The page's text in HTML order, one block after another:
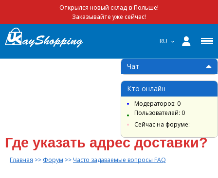
Открылся новый склад в Польше!
Заказывайте уже сейчас!
RU
Где указать адрес доставки?
Главная >> Форум >> Часто задаваемые вопросы FAQ
Чат
Кто онлайн
Модераторов: 0
Пользователей: 0
Сейчас на форуме: